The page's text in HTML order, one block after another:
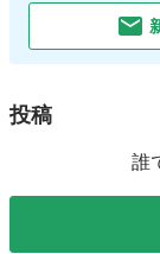
投稿
誰